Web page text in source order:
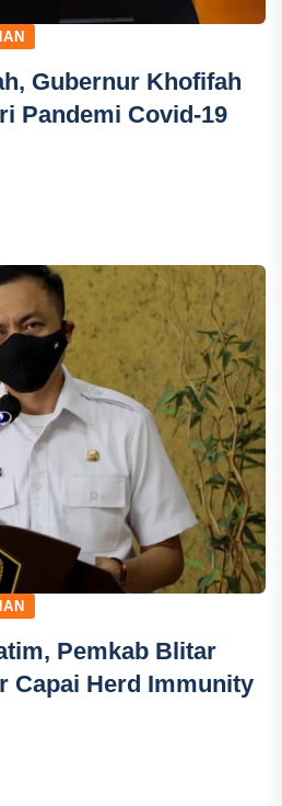
Gubernur Khofifah
Pandemi Covid-19
Pemkab Blitar
Capai Herd Immunity